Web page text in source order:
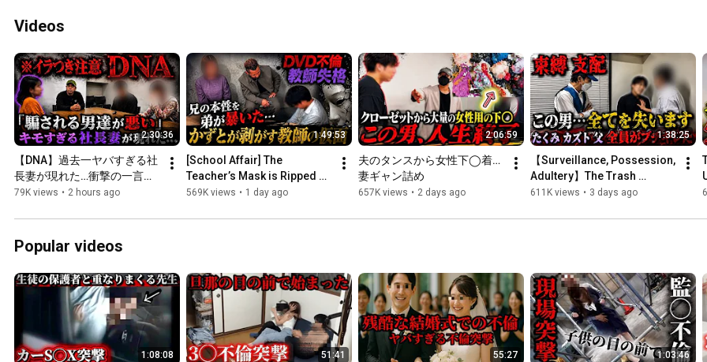
■For fan mail and gifts, please send to the following address:
4-5-1 Nishinakajima, Yodogawa-ku, Osaka City, Osaka
Prefecture 532-0011
NLC Shin-Osaka Power Building, 10F, Room 10-C
"Carry On Co., Ltd." [Jackpot]
*We cannot accept fresh food that requires refrigeration or
freezing.
[Sound Source URLs]
▪️Audio Stock: https://audiostock.jp
#jackpot#cheating #affair#divorce
Videos
2:30:36
【DNA】過去一ヤバすぎる社
長妻が現れた…衝撃の一言で
凍りつく…
79K views • 2 hours ago
1:49:53
[School Affair] The
Teacher’s Mask is Ripped
Off... And It Wasn't Just an
569K views • 1 day ago
2:06:59
夫のタンスから女性下◯着…
妻ギャン詰め
657K views • 2 days ago
1:38:25
【Surveillance, Possession,
Adultery】The Trash
Husband’s Insane Ending…
611K views • 3 days ago
Popular videos
1:08:08 51:41 55:27 1:03:46